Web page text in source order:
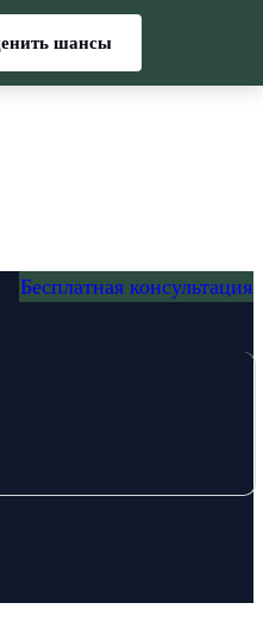
Бесплатная консультация
шансы